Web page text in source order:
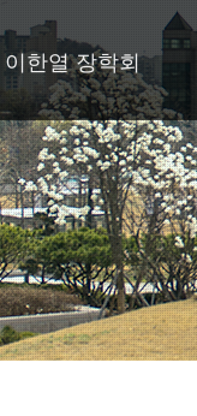
이한열 장학회